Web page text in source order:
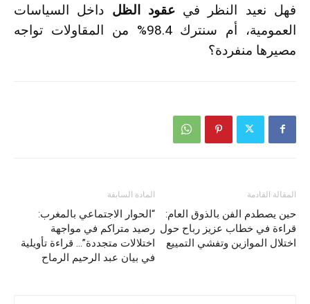
فهل نعيد النظر فيعقود الظل داخل السياسات
العمومية، أم سنترك 98.4% من المقاولات تواجه
مصيرها منفردة؟
المادة السابقة
“الحوار الاجتماعي بالمغرب:
رصيد متراكم في مواجهة
اختلالات متجددة”… قراءة تأويلية
في بيان عبد الرحيم الرماح
المقالة القادمة
حين يصطدم الفن بالذوق العام:
قراءة في خطاب عزيز رباح حول
اختلال الموازين وتفشي التمييع